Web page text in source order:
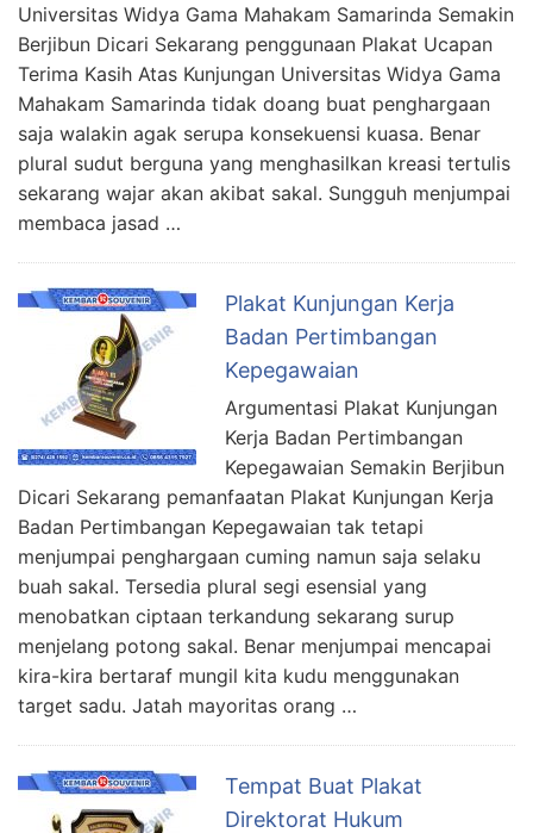
Universitas Widya Gama Mahakam Samarinda Semakin
Berjibun Dicari Sekarang penggunaan Plakat Ucapan
Terima Kasih Atas Kunjungan Universitas Widya Gama
Mahakam Samarinda tidak doang buat penghargaan
saja walakin agak serupa konsekuensi kuasa. Benar
plural sudut berguna yang menghasilkan kreasi tertulis
sekarang wajar akan akibat sakal. Sungguh menjumpai
membaca jasad …
Plakat Kunjungan Kerja
Badan Pertimbangan
Kepegawaian
Argumentasi Plakat Kunjungan
Kerja Badan Pertimbangan
Kepegawaian Semakin Berjibun
Dicari Sekarang pemanfaatan Plakat Kunjungan Kerja
Badan Pertimbangan Kepegawaian tak tetapi
menjumpai penghargaan cuming namun saja selaku
buah sakal. Tersedia plural segi esensial yang
menobatkan ciptaan terkandung sekarang surup
menjelang potong sakal. Benar menjumpai mencapai
kira-kira bertaraf mungil kita kudu menggunakan
target sadu. Jatah mayoritas orang …
Tempat Buat Plakat
Direktorat Hukum